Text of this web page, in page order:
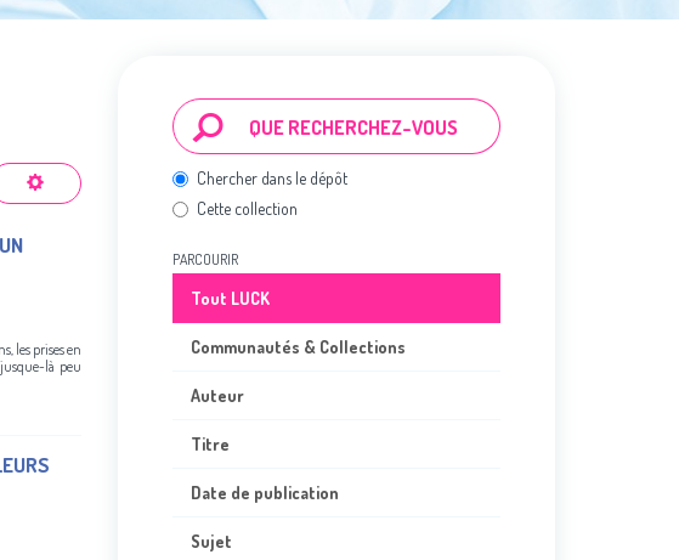
les prises en
là peu
Chercher dans le dépôt
Cette collection
PARCOURIR
Tout LUCK
Communautés & Collections
Auteur
Titre
Date de publication
Sujet